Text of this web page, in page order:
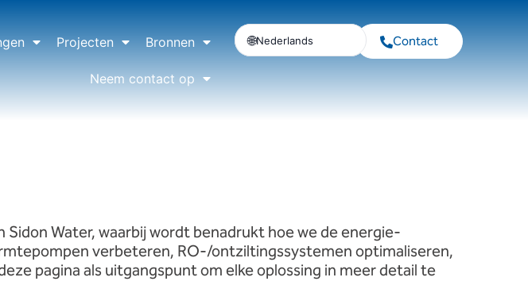
Projecten Bronnen
Neem contact op
Nederlands Contact
Water, waarbij wordt benadrukt hoe we de energie-
verbeteren, RO-/ontziltingssystemen optimaliseren,
pagina als uitgangspunt om elke oplossing in meer detail te